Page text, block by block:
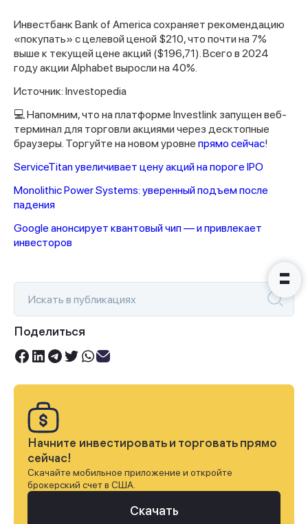
Инвестбанк Bank of America сохраняет рекомендацию
«покупать» с целевой ценой $210, что почти на 7%
выше к текущей цене акций ($196,71). Всего в 2024
году акции Alphabet выросли на 40%.
Источник: Investopedia
💻 Напомним, что на платформе Investlink запущен веб-
терминал для торговли акциями через десктопные
браузеры. Торгуйте на новом уровне прямо сейчас!
ServiceTitan увеличивает цену акций на пороге IPO
Monolithic Power Systems: уверенный подъем после
падения
Google анонсирует квантовый чип — и привлекает
инвесторов
Поделиться
Начните инвестировать и торговать прямо
сейчас!
Скачайте мобильное приложение и откройте
брокерский счет в США.
Скачать
Спасибо за заявку
Наши консультанты свяжутся с